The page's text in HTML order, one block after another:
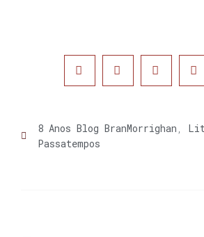
8 Anos Blog BranMorrighan
Passatempos